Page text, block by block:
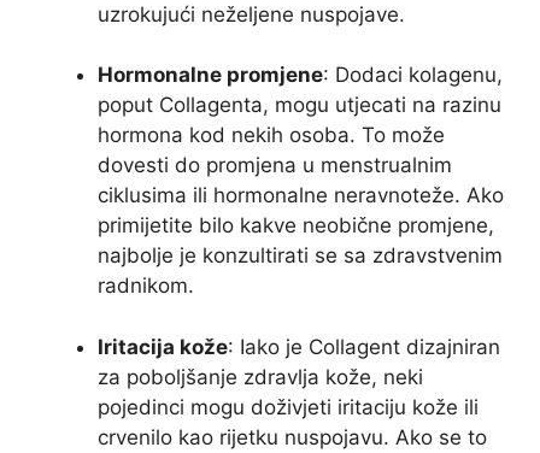
uzrokujući neželjene nuspojave.
Hormonalne promjene: Dodaci kolagenu,
poput Collagenta, mogu utjecati na razinu
hormona kod nekih osoba. To može
dovesti do promjena u menstrualnim
ciklusima ili hormonalne neravnoteže. Ako
primijetite bilo kakve neobične promjene,
najbolje je konzultirati se sa zdravstvenim
radnikom.
Iritacija kože: Iako je Collagent dizajniran
za poboljšanje zdravlja kože, neki
pojedinci mogu doživjeti iritaciju kože ili
crvenilo kao rijetku nuspojavu. Ako se to